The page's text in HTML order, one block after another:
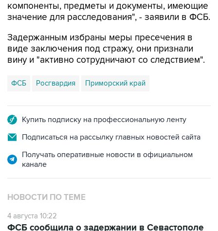
компоненты, предметы и документы, имеющие
значение для расследования", - заявили в ФСБ.
Задержанным избраны меры пресечения в
виде заключения под стражу, они признали
вину и "активно сотрудничают со следствием".
ФСБ Росгвардия Приморский край
Купить подписку на профессиональную ленту
Подписаться на рассылку главных новостей сайта
Получать оперативные новости в официальном
канале
НОВОСТИ ПО ТЕМЕ
4 августа 10:22
ФСБ сообщила о задержании в Севастополе